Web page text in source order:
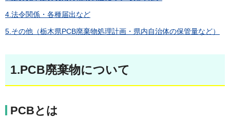
4.法令関係・各種届出など
5.その他（栃木県PCB廃棄物処理計画・県内自治体の保管量など）
1.PCB廃棄物について
PCBとは